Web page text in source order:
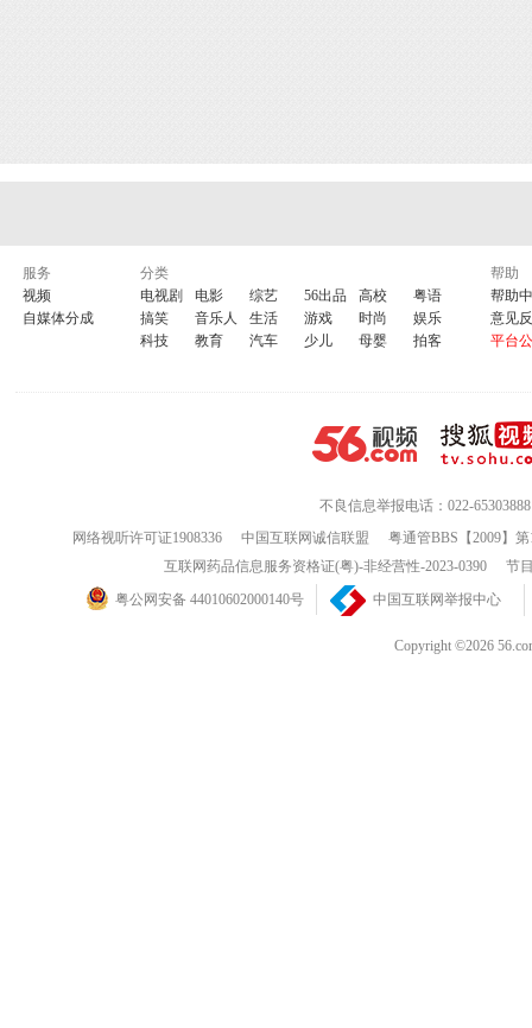
服务
视频
自媒体分成
分类
电视剧
电影 综艺 56出品 高校
粤语
搞笑
音乐人 生活 游戏 时尚
娱乐
科技
教育 汽车 少儿 母婴 拍客
帮助
帮助
意见
平台
不良信息举报电话：022-65303888
网络视听许可证1908336
中国互联网诚信联盟
粤通管BBS【2009】
互联网药品信息服务资格证(粤)-非经营性-2023-0390
节
粤公网安备 44010602000140号
中国互联网举报中心
Copyright ©2026